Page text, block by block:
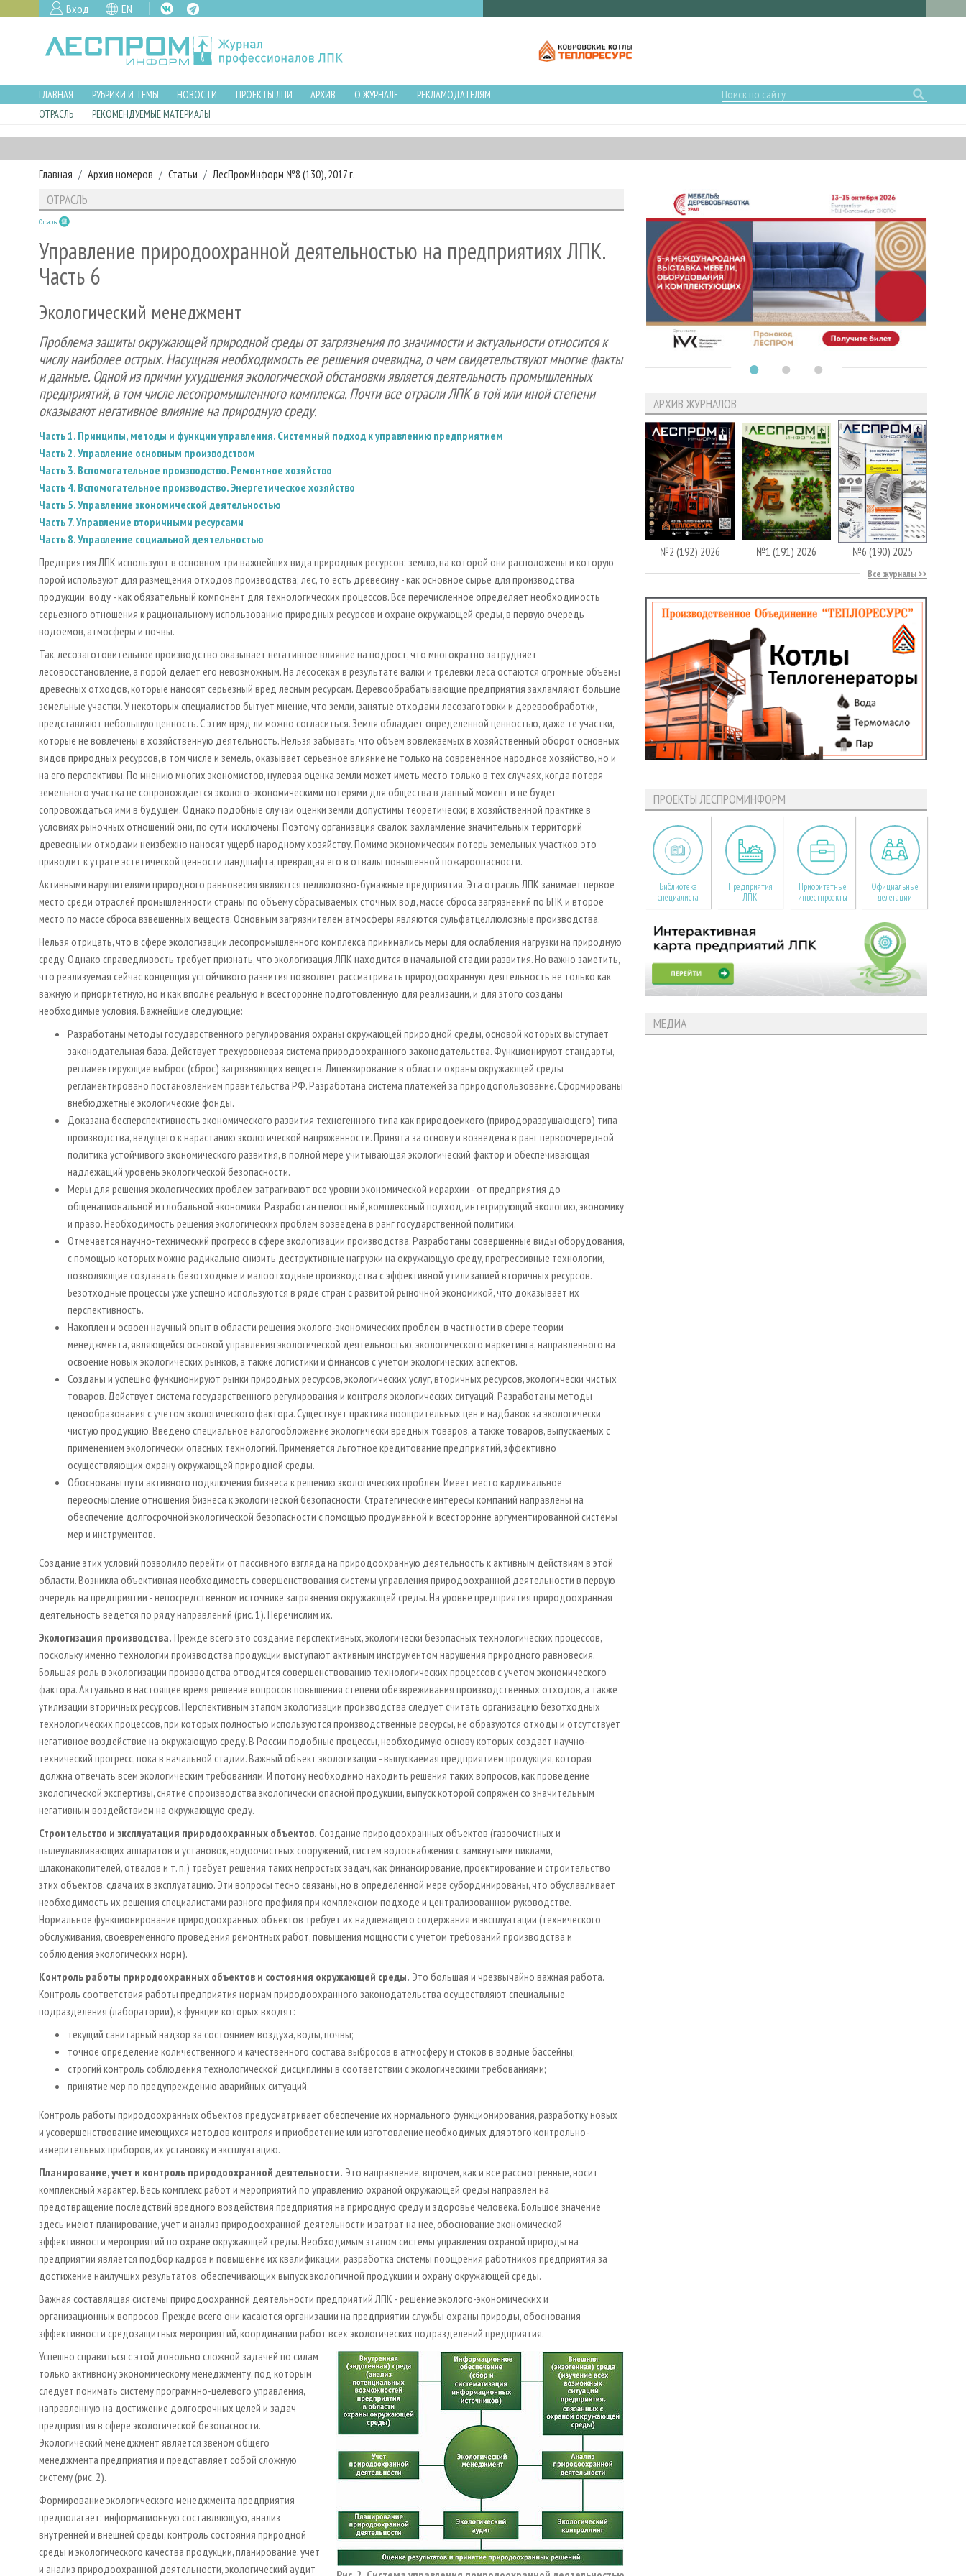
Вход EN
ГЛАВНАЯ РУБРИКИ И ТЕМЫ НОВОСТИ ПРОЕКТЫ ЛПИ АРХИВ О ЖУРНАЛЕ
РЕКЛАМОДАТЕЛЯМ
ОТРАСЛЬ
РЕКОМЕНДУЕМЫЕ МАТЕРИАЛЫ
Главная Архив номеров Статьи ЛесПромИнформ №8 (130), 2017 г.
ОТРАСЛЬ
Отрасль
Управление природоохранной деятельностью на предприятиях ЛПК.
Часть 6
Экологический менеджмент
Проблема защиты окружающей природной среды от загрязнения по значимости и актуальности относится к
числу наиболее острых. Насущная необходимость ее решения очевидна, о чем свидетельствуют многие факты
и данные. Одной из причин ухудшения экологической обстановки является деятельность промышленных
предприятий, в том числе лесопромышленного комплекса. Почти все отрасли ЛПК в той или иной степени
оказывают негативное влияние на природную среду.
Часть 1. Принципы, методы и функции управления. Системный подход к управлению предприятием
Часть 2. Управление основным производством
Часть 3. Вспомогательное производство. Ремонтное хозяйство
Часть 4. Вспомогательное производство. Энергетическое хозяйство
Часть 5. Управление экономической деятельностью
Часть 7. Управление вторичными ресурсами
Часть 8. Управление социальной деятельностью
Предприятия ЛПК используют в основном три важнейших вида природных ресурсов: землю, на которой они расположены и которую
порой используют для размещения отходов производства; лес, то есть древесину - как основное сырье для производства
продукции; воду - как обязательный компонент для технологических процессов. Все перечисленное определяет необходимость
серьезного отношения к рациональному использованию природных ресурсов и охране окружающей среды, в первую очередь
водоемов, атмосферы и почвы.
Так, лесозаготовительное производство оказывает негативное влияние на подрост, что многократно затрудняет
лесовосстановление, а порой делает его невозможным. На лесосеках в результате валки и трелевки леса остаются огромные объемы
древесных отходов, которые наносят серьезный вред лесным ресурсам. Деревообрабатывающие предприятия захламляют большие
земельные участки. У некоторых специалистов бытует мнение, что земли, занятые отходами лесозаготовки и деревообработки,
представляют небольшую ценность. С этим вряд ли можно согласиться. Земля обладает определенной ценностью, даже те участки,
которые не вовлечены в хозяйственную деятельность. Нельзя забывать, что объем вовлекаемых в хозяйственный оборот основных
видов природных ресурсов, в том числе и земель, оказывает серьезное влияние не только на современное народное хозяйство, но и
на его перспективы. По мнению многих экономистов, нулевая оценка земли может иметь место только в тех случаях, когда потеря
земельного участка не сопровождается эколого-экономическими потерями для общества в данный момент и не будет
сопровождаться ими в будущем. Однако подобные случаи оценки земли допустимы теоретически; в хозяйственной практике в
условиях рыночных отношений они, по сути, исключены. Поэтому организация свалок, захламление значительных территорий
древесными отходами неизбежно наносят ущерб народному хозяйству. Помимо экономических потерь земельных участков, это
приводит к утрате эстетической ценности ландшафта, превращая его в отвалы повышенной пожароопасности.
Активными нарушителями природного равновесия являются целлюлозно-бумажные предприятия. Эта отрасль ЛПК занимает первое
место среди отраслей промышленности страны по объему сбрасываемых сточных вод, массе сброса загрязнений по БПК и второе
место по массе сброса взвешенных веществ. Основным загрязнителем атмосферы являются сульфатцеллюлозные производства.
Нельзя отрицать, что в сфере экологизации лесопромышленного комплекса принимались меры для ослабления нагрузки на природную
среду. Однако справедливость требует признать, что экологизация ЛПК находится в начальной стадии развития. Но важно заметить,
что реализуемая сейчас концепция устойчивого развития позволяет рассматривать природоохранную деятельность не только как
важную и приоритетную, но и как вполне реальную и всесторонне подготовленную для реализации, и для этого созданы
необходимые условия. Важнейшие следующие:
Разработаны методы государственного регулирования охраны окружающей природной среды, основой которых выступает
законодательная база. Действует трехуровневая система природоохранного законодательства. Функционируют стандарты,
регламентирующие выброс (сброс) загрязняющих веществ. Лицензирование в области охраны окружающей среды
регламентировано постановлением правительства РФ. Разработана система платежей за природопользование. Сформированы
внебюджетные экологические фонды.
Доказана бесперспективность экономического развития техногенного типа как природоемкого (природоразрушающего) типа
производства, ведущего к нарастанию экологической напряженности. Принята за основу и возведена в ранг первоочередной
политика устойчивого экономического развития, в полной мере учитывающая экологический фактор и обеспечивающая
надлежащий уровень экологической безопасности.
Меры для решения экологических проблем затрагивают все уровни экономической иерархии - от предприятия до
общенациональной и глобальной экономики. Разработан целостный, комплексный подход, интегрирующий экологию, экономику
и право. Необходимость решения экологических проблем возведена в ранг государственной политики.
Отмечается научно-технический прогресс в сфере экологизации производства. Разработаны совершенные виды оборудования,
с помощью которых можно радикально снизить деструктивные нагрузки на окружающую среду, прогрессивные технологии,
позволяющие создавать безотходные и малоотходные производства с эффективной утилизацией вторичных ресурсов.
Безотходные процессы уже успешно используются в ряде стран с развитой рыночной экономикой, что доказывает их
перспективность.
Накоплен и освоен научный опыт в области решения эколого-экономических проблем, в частности в сфере теории
менеджмента, являющейся основой управления экологической деятельностью, экологического маркетинга, направленного на
освоение новых экологических рынков, а также логистики и финансов с учетом экологических аспектов.
Созданы и успешно функционируют рынки природных ресурсов, экологических услуг, вторичных ресурсов, экологически чистых
товаров. Действует система государственного регулирования и контроля экологических ситуаций. Разработаны методы
ценообразования с учетом экологического фактора. Существует практика поощрительных цен и надбавок за экологически
чистую продукцию. Введено специальное налогообложение экологически вредных товаров, а также товаров, выпускаемых с
применением экологически опасных технологий. Применяется льготное кредитование предприятий, эффективно
осуществляющих охрану окружающей природной среды.
Обоснованы пути активного подключения бизнеса к решению экологических проблем. Имеет место кардинальное
переосмысление отношения бизнеса к экологической безопасности. Стратегические интересы компаний направлены на
обеспечение долгосрочной экологической безопасности с помощью продуманной и всесторонне аргументированной системы
мер и инструментов.
Создание этих условий позволило перейти от пассивного взгляда на природоохранную деятельность к активным действиям в этой
области. Возникла объективная необходимость совершенствования системы управления природоохранной деятельности в первую
очередь на предприятии - непосредственном источнике загрязнения окружающей среды. На уровне предприятия природоохранная
деятельность ведется по ряду направлений (рис. 1). Перечислим их.
Экологизация производства. Прежде всего это создание перспективных, экологически безопасных технологических процессов,
поскольку именно технологии производства продукции выступают активным инструментом нарушения природного равновесия.
Большая роль в экологизации производства отводится совершенствованию технологических процессов с учетом экономического
фактора. Актуально в настоящее время решение вопросов повышения степени обезвреживания производственных отходов, а также
утилизации вторичных ресурсов. Перспективным этапом экологизации производства следует считать организацию безотходных
технологических процессов, при которых полностью используются производственные ресурсы, не образуются отходы и отсутствует
негативное воздействие на окружающую среду. В России подобные процессы, необходимую основу которых создает научно-
технический прогресс, пока в начальной стадии. Важный объект экологизации - выпускаемая предприятием продукция, которая
должна отвечать всем экологическим требованиям. И потому необходимо находить решения таких вопросов, как проведение
экологической экспертизы, снятие с производства экологически опасной продукции, выпуск которой сопряжен со значительным
негативным воздействием на окружающую среду.
Строительство и эксплуатация природоохранных объектов. Создание природоохранных объектов (газоочистных и
пылеулавливающих аппаратов и установок, водоочистных сооружений, систем водоснабжения с замкнутыми циклами,
шлаконакопителей, отвалов и т. п.) требует решения таких непростых задач, как финансирование, проектирование и строительство
этих объектов, сдача их в эксплуатацию. Эти вопросы тесно связаны, но в определенной мере субординированы, что обуславливает
необходимость их решения специалистами разного профиля при комплексном подходе и централизованном руководстве.
Нормальное функционирование природоохранных объектов требует их надлежащего содержания и эксплуатации (технического
обслуживания, своевременного проведения ремонтных работ, повышения мощности с учетом требований производства и
соблюдения экологических норм).
Контроль работы природоохранных объектов и состояния окружающей среды. Это большая и чрезвычайно важная работа.
Контроль соответствия работы предприятия нормам природоохранного законодательства осуществляют специальные
подразделения (лаборатории), в функции которых входят:
текущий санитарный надзор за состоянием воздуха, воды, почвы;
точное определение количественного и качественного состава выбросов в атмосферу и стоков в водные бассейны;
строгий контроль соблюдения технологической дисциплины в соответствии с экологическими требованиями;
принятие мер по предупреждению аварийных ситуаций.
Контроль работы природоохранных объектов предусматривает обеспечение их нормального функционирования, разработку новых
и усовершенствование имеющихся методов контроля и приобретение или изготовление необходимых для этого контрольно-
измерительных приборов, их установку и эксплуатацию.
Планирование, учет и контроль природоохранной деятельности. Это направление, впрочем, как и все рассмотренные, носит
комплексный характер. Весь комплекс работ и мероприятий по управлению охраной окружающей среды направлен на
предотвращение последствий вредного воздействия предприятия на природную среду и здоровье человека. Большое значение
здесь имеют планирование, учет и анализ природоохранной деятельности и затрат на нее, обоснование экономической
эффективности мероприятий по охране окружающей среды. Необходимым этапом системы управления охраной природы на
предприятии является подбор кадров и повышение их квалификации, разработка системы поощрения работников предприятия за
достижение наилучших результатов, обеспечивающих выпуск экологичной продукции и охрану окружающей среды.
Важная составлящая системы природоохранной деятельности предприятий ЛПК - решение эколого-экономических и
организационных вопросов. Прежде всего они касаются организации на предприятии службы охраны природы, обоснования
эффективности средозащитных мероприятий, координации работ всех экологических подразделений предприятия.
Успешно справиться с этой довольно сложной задачей по силам
только активному экономическому менеджменту, под которым
следует понимать систему программно-целевого управления,
направленную на достижение долгосрочных целей и задач
предприятия в сфере экологической безопасности.
Экологический менеджмент является звеном общего
менеджмента предприятия и представляет собой сложную
систему (рис. 2).
Формирование экологического менеджмента предприятия
предполагает: информационную составляющую, анализ
внутренней и внешней среды, контроль состояния природной
среды и экологического качества продукции, планирование, учет
и анализ природоохранной деятельности, экологический аудит
АРХИВ ЖУРНАЛОВ
№2 (192) 2026 №1 (191) 2026 №6 (190) 2025
Все журналы
ПРОЕКТЫ ЛЕСПРОМИНФОРМ
Библиотека
специалиста
Предприятия
ЛПК
Приоритетные
инвестпроекты
Официальные
делегации
МЕДИА